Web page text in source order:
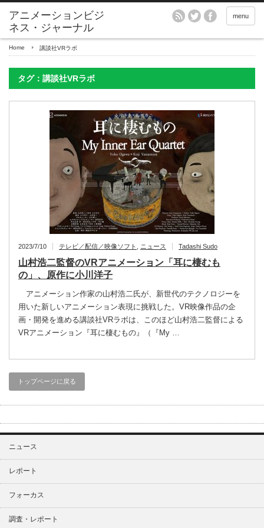
アニメーションビジ
ネス・ジャーナル
menu
Home 講談社VRラボ
タグ：講談社VRラボ
2023/7/10 テレビ／配信／映像ソフト ニュース Tadashi Sudo
山村浩二監督のVRアニメーション「耳に棲むも
の」、原作に小川洋子
アニメーション作家の山村浩二氏が、新世代のテクノロジーを
用いた新しいアニメーション表現に挑戦した。VR映像作品の企
画・開発を進める講談社VRラボは、このほど山村浩二監督による
VRアニメーション『耳に棲むもの』（『My …
トップページに戻る
ニュース
レポート
フォーカス
調査・レポート